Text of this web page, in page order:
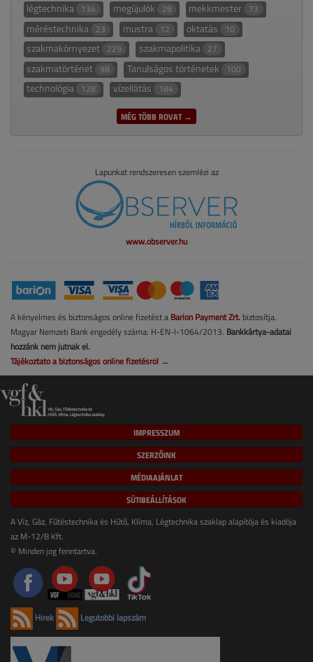
légtechnika 134 megújulók 28 mekkmester 73
méréstechnika 23 mustra 12 oktatás 10
szakmakörnyezet 229 szakmapolitika 27
szakmatörténet 98 Tanulságos történetek 100
technológia 128 vízellátás 184
MÉG TÖBB ROVAT →
Lapunkat rendszeresen szemlézi az
www.observer.hu
A kényelmes és biztonságos online fizetést a Barion Payment Zrt. biztosítja.
Magyar Nemzeti Bank engedély száma: H-EN-I-1064/2013. Bankkártya-adatai
hozzánk nem jutnak el.
Tájékoztató a biztonságos online fizetésről →
IMPRESSZUM
SZERZŐINK
MÉDIAAJÁNLAT
SÜTIBEÁLLÍTÁSOK
A Víz, Gáz, Fűtéstechnika és Hűtő, Klíma, Légtechnika szaklap alapítója és kiadója
az M-12/B Kft.
© Minden jog fenntartva.
Hírek Legutóbbi lapszám